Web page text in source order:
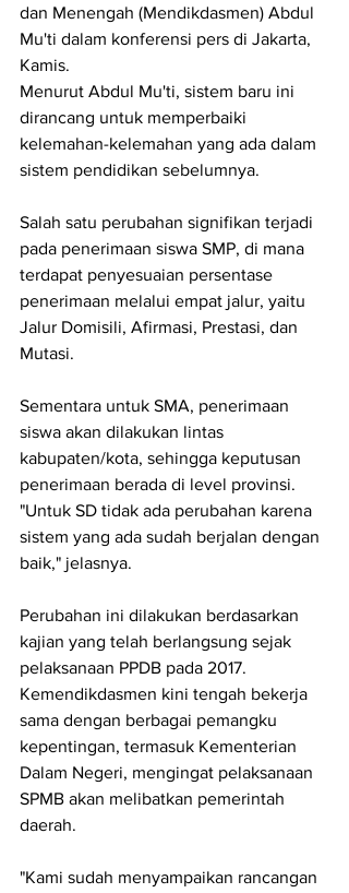
dan Menengah (Mendikdasmen) Abdul
Mu'ti dalam konferensi pers di Jakarta,
Kamis.
Menurut Abdul Mu'ti, sistem baru ini
dirancang untuk memperbaiki
kelemahan-kelemahan yang ada dalam
sistem pendidikan sebelumnya.
Salah satu perubahan signifikan terjadi
pada penerimaan siswa SMP, di mana
terdapat penyesuaian persentase
penerimaan melalui empat jalur, yaitu
Jalur Domisili, Afirmasi, Prestasi, dan
Mutasi.
Sementara untuk SMA, penerimaan
siswa akan dilakukan lintas
kabupaten/kota, sehingga keputusan
penerimaan berada di level provinsi.
"Untuk SD tidak ada perubahan karena
sistem yang ada sudah berjalan dengan
baik," jelasnya.
Perubahan ini dilakukan berdasarkan
kajian yang telah berlangsung sejak
pelaksanaan PPDB pada 2017.
Kemendikdasmen kini tengah bekerja
sama dengan berbagai pemangku
kepentingan, termasuk Kementerian
Dalam Negeri, mengingat pelaksanaan
SPMB akan melibatkan pemerintah
daerah.
"Kami sudah menyampaikan rancangan